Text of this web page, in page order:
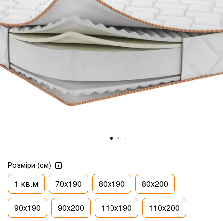
Розміри (см)
1 кв.м 70x190 80x190 80x200
90x190 90x200 110x190 110x200